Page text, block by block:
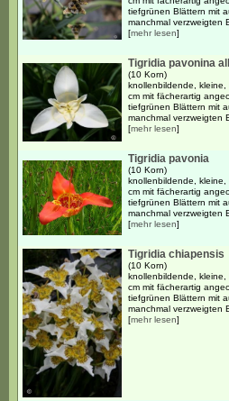
tiefgrünen Blättern mit
manchmal verzweigten
[mehr lesen]
Tigridia pavonina
(10 Korn)
knollenbildende,
cm mit fächerartig
tiefgrünen Blättern mit
manchmal verzweigten
[mehr lesen]
Tigridia pavonia
(10 Korn)
knollenbildende,
cm mit fächerartig
tiefgrünen Blättern mit
manchmal verzweigten
[mehr lesen]
Tigridia chiapensis
(10 Korn)
knollenbildende,
cm mit fächerartig
tiefgrünen Blättern mit
manchmal verzweigten
[mehr lesen]